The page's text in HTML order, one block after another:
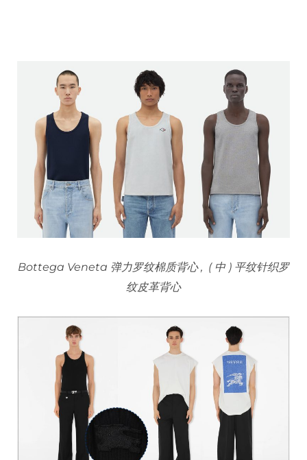
Bottega Veneta 弹力罗纹棉质背心 , ( 中 ) 平纹针织罗
纹皮革背心